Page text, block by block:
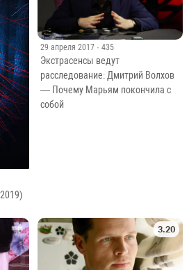
29 апреля 2017 · 435
Экстрасенсы ведут
расследование: Дмитрий Волхов
— Почему Марьям покончила с
собой
3.20